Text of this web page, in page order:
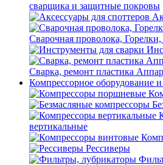
сварщика и защитные покровы
Сварочная проволока,
Сварка, ремонт пластика
Компрессорное оборудование
вертикальные
Рессиверы